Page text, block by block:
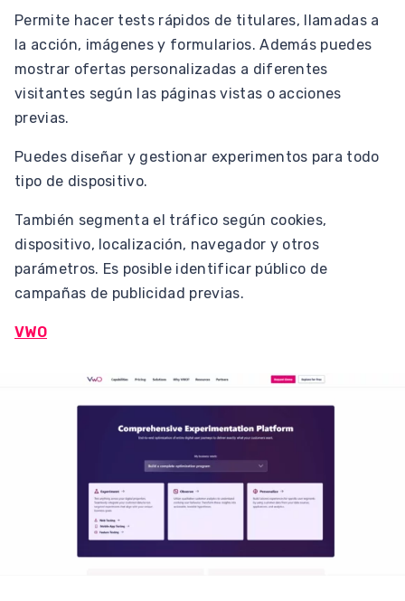
Permite hacer tests rápidos de titulares, llamadas a
la acción, imágenes y formularios. Además puedes
mostrar ofertas personalizadas a diferentes
visitantes según las páginas vistas o acciones
previas.
Puedes diseñar y gestionar experimentos para todo
tipo de dispositivo.
También segmenta el tráfico según cookies,
dispositivo, localización, navegador y otros
parámetros. Es posible identificar público de
campañas de publicidad previas.
VWO